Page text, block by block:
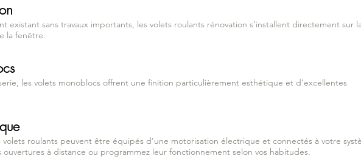
existant sans travaux importants, les volets roulants rénovation s’installent directement sur
la fenêtre.
les volets monoblocs offrent une finition particulièrement esthétique et d’excellentes
roulants peuvent être équipés d’une motorisation électrique et connectés à votre
ouvertures à distance ou programmez leur fonctionnement selon vos habitudes.